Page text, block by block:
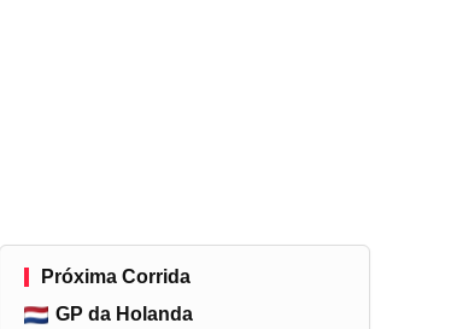
Próxima Corrida
GP da Holanda